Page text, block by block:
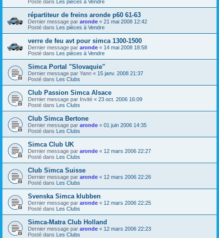
Posté dans Les pièces à Vendre
répartiteur de freins aronde p60 61-63
Dernier message par aronde « 21 mai 2008 12:42
Posté dans Les pièces à Vendre
verre de feu avt pour simca 1300-1500
Dernier message par aronde « 14 mai 2008 18:58
Posté dans Les pièces à Vendre
Simca Portal "Slovaquie"
Dernier message par Yann « 15 janv. 2008 21:37
Posté dans Les Clubs
Club Passion Simca Alsace
Dernier message par Invité « 23 oct. 2006 16:09
Posté dans Les Clubs
Club Simca Bertone
Dernier message par aronde « 01 juin 2006 14:35
Posté dans Les Clubs
Simca Club UK
Dernier message par aronde « 12 mars 2006 22:27
Posté dans Les Clubs
Club Simca Suisse
Dernier message par aronde « 12 mars 2006 22:26
Posté dans Les Clubs
Svenska Simca klubben
Dernier message par aronde « 12 mars 2006 22:25
Posté dans Les Clubs
Simca-Matra Club Holland
Dernier message par aronde « 12 mars 2006 22:23
Posté dans Les Clubs